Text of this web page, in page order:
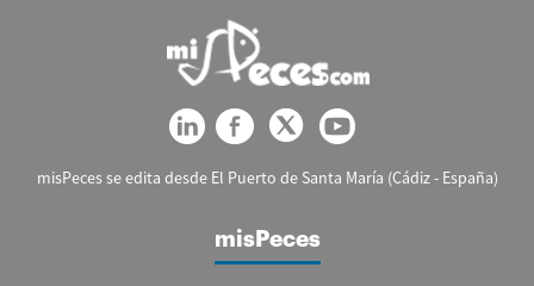
misPeces se edita desde El Puerto de Santa María (Cádiz - España)
misPeces